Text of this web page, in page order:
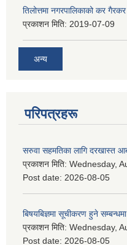
तिलोत्तमा नगरपालिकाको कर
प्रकाशन मिति: 2019-07-09
अन्य
परिपत्रहरू
सरुवा सहमतिका लागि दरखास्त
प्रकाशन मिति: Wednesday,
Post date: 2026-08-05
बिषयबिज्ञमा सूचीकरण हुने
प्रकाशन मिति: Wednesday,
Post date: 2026-08-05